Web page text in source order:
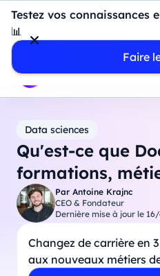
Testez vos connaissances
📊
Faire
Introduction à Power BI :
dashboard de A à Z
- Mardi 11
Professionnels
Étudiants
Data sciences
Qu'est-ce que
formations,
Par Antoine Krajnc
CEO & Fondateur
Dernière mise à jour le
Changez de carrière en
aux nouveaux métiers